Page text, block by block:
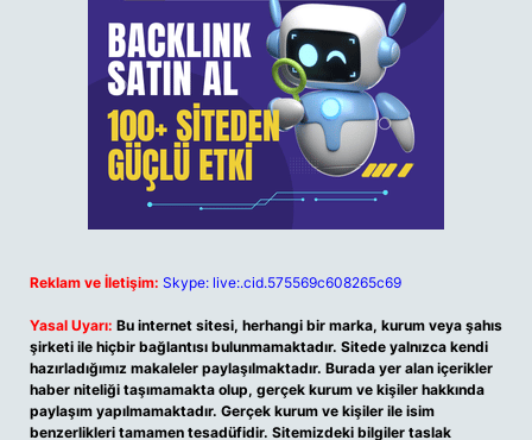
Reklam ve İletişim: Skype: live:.cid.575569c608265c69
Yasal Uyarı: Bu internet sitesi, herhangi bir marka, kurum veya şahıs
şirketi ile hiçbir bağlantısı bulunmamaktadır. Sitede yalnızca kendi
hazırladığımız makaleler paylaşılmaktadır. Burada yer alan içerikler
haber niteliği taşımamakta olup, gerçek kurum ve kişiler hakkında
paylaşım yapılmamaktadır. Gerçek kurum ve kişiler ile isim
benzerlikleri tamamen tesadüfidir. Sitemizdeki bilgiler taslak